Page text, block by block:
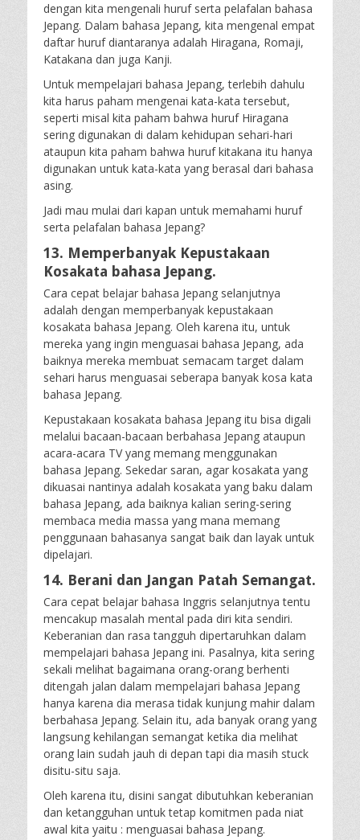
dengan kita mengenali huruf serta pelafalan bahasa
Jepang. Dalam bahasa Jepang, kita mengenal empat
daftar huruf diantaranya adalah Hiragana, Romaji,
Katakana dan juga Kanji.
Untuk mempelajari bahasa Jepang, terlebih dahulu
kita harus paham mengenai kata-kata tersebut,
seperti misal kita paham bahwa huruf Hiragana
sering digunakan di dalam kehidupan sehari-hari
ataupun kita paham bahwa huruf kitakana itu hanya
digunakan untuk kata-kata yang berasal dari bahasa
asing.
Jadi mau mulai dari kapan untuk memahami huruf
serta pelafalan bahasa Jepang?
13. Memperbanyak Kepustakaan
Kosakata bahasa Jepang.
Cara cepat belajar bahasa Jepang selanjutnya
adalah dengan memperbanyak kepustakaan
kosakata bahasa Jepang. Oleh karena itu, untuk
mereka yang ingin menguasai bahasa Jepang, ada
baiknya mereka membuat semacam target dalam
sehari harus menguasai seberapa banyak kosa kata
bahasa Jepang.
Kepustakaan kosakata bahasa Jepang itu bisa digali
melalui bacaan-bacaan berbahasa Jepang ataupun
acara-acara TV yang memang menggunakan
bahasa Jepang. Sekedar saran, agar kosakata yang
dikuasai nantinya adalah kosakata yang baku dalam
bahasa Jepang, ada baiknya kalian sering-sering
membaca media massa yang mana memang
penggunaan bahasanya sangat baik dan layak untuk
dipelajari.
14. Berani dan Jangan Patah Semangat.
Cara cepat belajar bahasa Inggris selanjutnya tentu
mencakup masalah mental pada diri kita sendiri.
Keberanian dan rasa tangguh dipertaruhkan dalam
mempelajari bahasa Jepang ini. Pasalnya, kita sering
sekali melihat bagaimana orang-orang berhenti
ditengah jalan dalam mempelajari bahasa Jepang
hanya karena dia merasa tidak kunjung mahir dalam
berbahasa Jepang. Selain itu, ada banyak orang yang
langsung kehilangan semangat ketika dia melihat
orang lain sudah jauh di depan tapi dia masih stuck
disitu-situ saja.
Oleh karena itu, disini sangat dibutuhkan keberanian
dan ketangguhan untuk tetap komitmen pada niat
awal kita yaitu : menguasai bahasa Jepang.